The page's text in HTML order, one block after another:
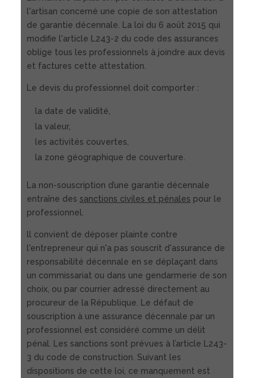
l'artisan concerné une copie de son attestation
de garantie décennale. La loi du 6 août 2015 qui
modifie l'article L243-2 du code des assurances
oblige tous les professionnels à joindre aux devis
et factures cette attestation.
Le devis du professionnel doit comporter :
la date de validité,
la valeur,
les activités couvertes,
la zone géographique de couverture.
La non-souscription d’une garantie décennale
entraîne des sanctions civiles et pénales pour le
professionnel.
ll convient de déposer plainte contre
l'entrepreneur qui n'a pas souscrit d'assurance de
responsabilité décennale en se déplaçant dans
un commissariat ou dans une gendarmerie de son
choix, ou par courrier adressé directement au
procureur de la République. Le défaut de
souscription à une assurance décennale par un
professionnel est considéré comme un délit
pénal. Les sanctions sont prévues à l’article L243-
3 du code de construction. Suivant les
dispositions de cette loi, ce manquement est